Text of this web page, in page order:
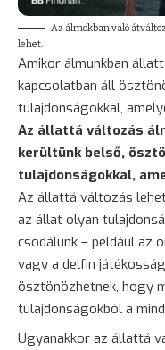
Az álmokban való
lehet.
Amikor álmunkban
kapcsolatban áll
tulajdonságokkal,
Az állattá változás
kerültünk belső,
tulajdonságokkal,
Az állattá változás
az állat olyan
csodálunk – például az
vagy a delfin
ösztönözhetnek, hogy
tulajdonságokból a
Ugyanakkor az állattá